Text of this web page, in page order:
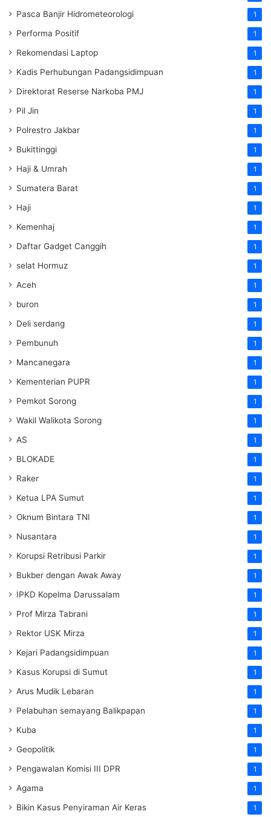
Pasca Banjir Hidrometeorologi 1
Performa Positif 1
Rekomendasi Laptop 1
Kadis Perhubungan Padangsidimpuan 1
Direktorat Reserse Narkoba PMJ 1
Pil Jin 1
Polrestro Jakbar 1
Bukittinggi 1
Haji & Umrah 1
Sumatera Barat 1
Haji 1
Kemenhaj 1
Daftar Gadget Canggih 1
selat Hormuz 1
Aceh 1
buron 1
Deli serdang 1
Pembunuh 1
Mancanegara 1
Kementerian PUPR 1
Pemkot Sorong 1
Wakil Walikota Sorong 1
AS 1
BLOKADE 1
Raker 1
Ketua LPA Sumut 1
Oknum Bintara TNI 1
Nusantara 1
Korupsi Retribusi Parkir 1
Bukber dengan Awak Away 1
IPKD Kopelma Darussalam 1
Prof Mirza Tabrani 1
Rektor USK Mirza 1
Kejari Padangsidimpuan 1
Kasus Korupsi di Sumut 1
Arus Mudik Lebaran 1
Pelabuhan semayang Balikpapan 1
Kuba 1
Geopolitik 1
Pengawalan Komisi III DPR 1
Agama 1
Bikin Kasus Penyiraman Air Keras 1